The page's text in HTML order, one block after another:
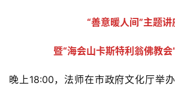
谈
“善意暖人间”主题讲
暨“海会山卡斯特利翁佛教
晚上18:00，法师在市政府文化厅举